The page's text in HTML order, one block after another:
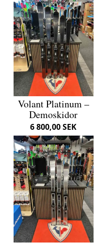
Volant Platinum –
Demoskidor
6 800,00 SEK